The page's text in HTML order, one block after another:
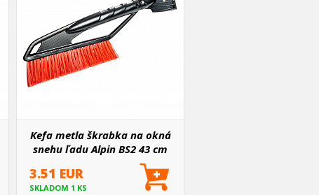
Kefa metla škrabka na okná
snehu ľadu Alpin BS2 43 cm
3.51 EUR
SKLADOM 1 KS